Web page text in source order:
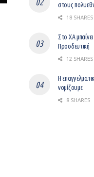
στους
18 SHARES
Στο ΧΑ
Προοδευτική
12 SHARES
Η
νομίζουμε
8 SHARES